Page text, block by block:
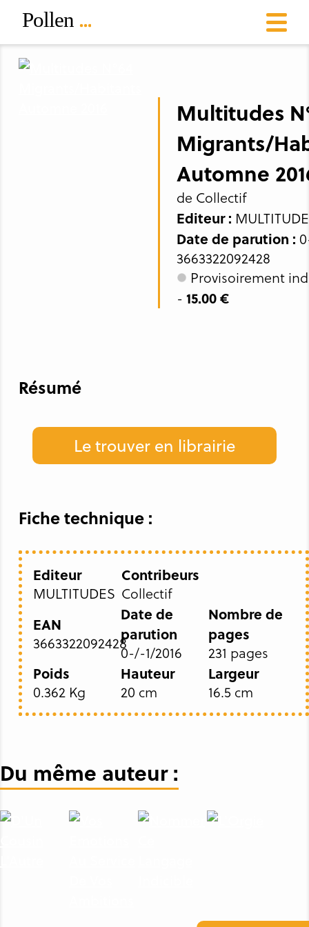
Multitudes
Migrants/
Automne
de Collectif
Editeur :
Date de parution :
3663322092428
Provisoirement
- 15.00 €
Résumé
Le trouver en librairie
Fiche technique :
Editeur
MULTITUDES
Contribeurs
Collectif
EAN
3663322092428
Date de
parution
0-/-1/2016
Nombre de
pages
231 pages
Poids
0.362 Kg
Hauteur
20 cm
Largeur
16.5 cm
Du même auteur :